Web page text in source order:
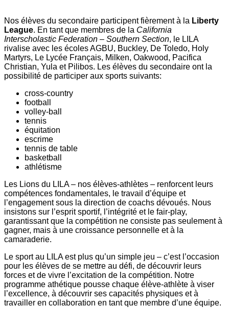
Nos élèves du secondaire participent fièrement à la Liberty
League. En tant que membres de la California
Interscholastic Federation – Southern Section, le LILA
rivalise avec les écoles AGBU, Buckley, De Toledo, Holy
Martyrs, Le Lycée Français, Milken, Oakwood, Pacifica
Christian, Yula et Pilibos. Les élèves du secondaire ont la
possibilité de participer aux sports suivants:
cross-country
football
volley-ball
tennis
équitation
escrime
tennis de table
basketball
athlétisme
Les Lions du LILA – nos élèves-athlètes – renforcent leurs
compétences fondamentales, le travail d’équipe et
l’engagement sous la direction de coachs dévoués. Nous
insistons sur l’esprit sportif, l’intégrité et le fair-play,
garantissant que la compétition ne consiste pas seulement à
gagner, mais à une croissance personnelle et à la
camaraderie.
Le sport au LILA est plus qu’un simple jeu – c’est l’occasion
pour les élèves de se mettre au défi, de découvrir leurs
forces et de vivre l’excitation de la compétition. Notre
programme athétique pousse chaque élève-athlète à viser
l’excellence, à découvrir ses capacités physiques et à
travailler en collaboration en tant que membre d’une équipe.